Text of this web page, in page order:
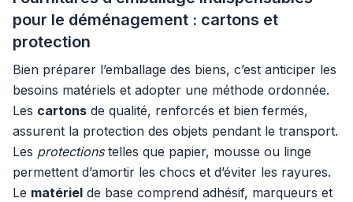
pour le déménagement : cartons et
protection
Bien préparer l’emballage des biens, c’est anticiper les
besoins matériels et adopter une méthode ordonnée.
Les cartons de qualité, renforcés et bien fermés,
assurent la protection des objets pendant le transport.
Les protectionstelles que papier, mousse ou linge
permettent d’amortir les chocs et d’éviter les rayures.
Le matériel de base comprend adhésif, marqueurs et